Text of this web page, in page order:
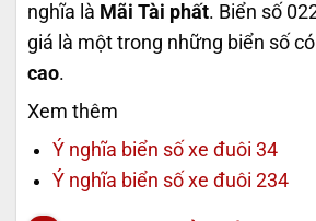
nghĩa là Mãi Tài phất. Biển số
giá là một trong những biển số
cao.
Xem thêm
Ý nghĩa biển số xe đuôi 34
Ý nghĩa biển số xe đuôi 234